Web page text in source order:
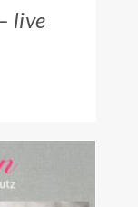
live